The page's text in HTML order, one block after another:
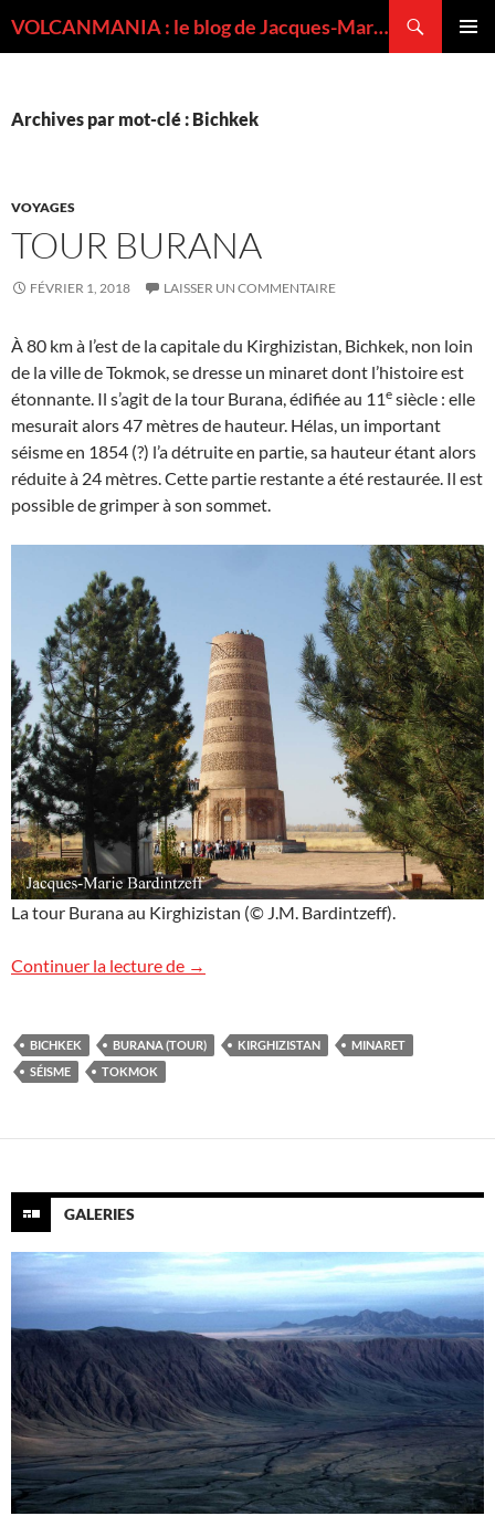
VOLCANMANIA : le blog de Jacques-Marie BARDINTZEFF, volcanologue
Archives par mot-clé : Bichkek
VOYAGES
TOUR BURANA
FÉVRIER 1, 2018 LAISSER UN COMMENTAIRE
À 80 km à l’est de la capitale du Kirghizistan, Bichkek, non loin
de la ville de Tokmok, se dresse un minaret dont l’histoire est
étonnante. Il s’agit de la tour Burana, édifiée au 11e siècle : elle
mesurait alors 47 mètres de hauteur. Hélas, un important
séisme en 1854 (?) l’a détruite en partie, sa hauteur étant alors
réduite à 24 mètres. Cette partie restante a été restaurée. Il est
possible de grimper à son sommet.
La tour Burana au Kirghizistan (© J.M. Bardintzeff).
Continuer la lecture de Tour Burana
→
BICHKEK BURANA (TOUR) KIRGHIZISTAN
MINARET
SÉISME
TOKMOK
GALERIES